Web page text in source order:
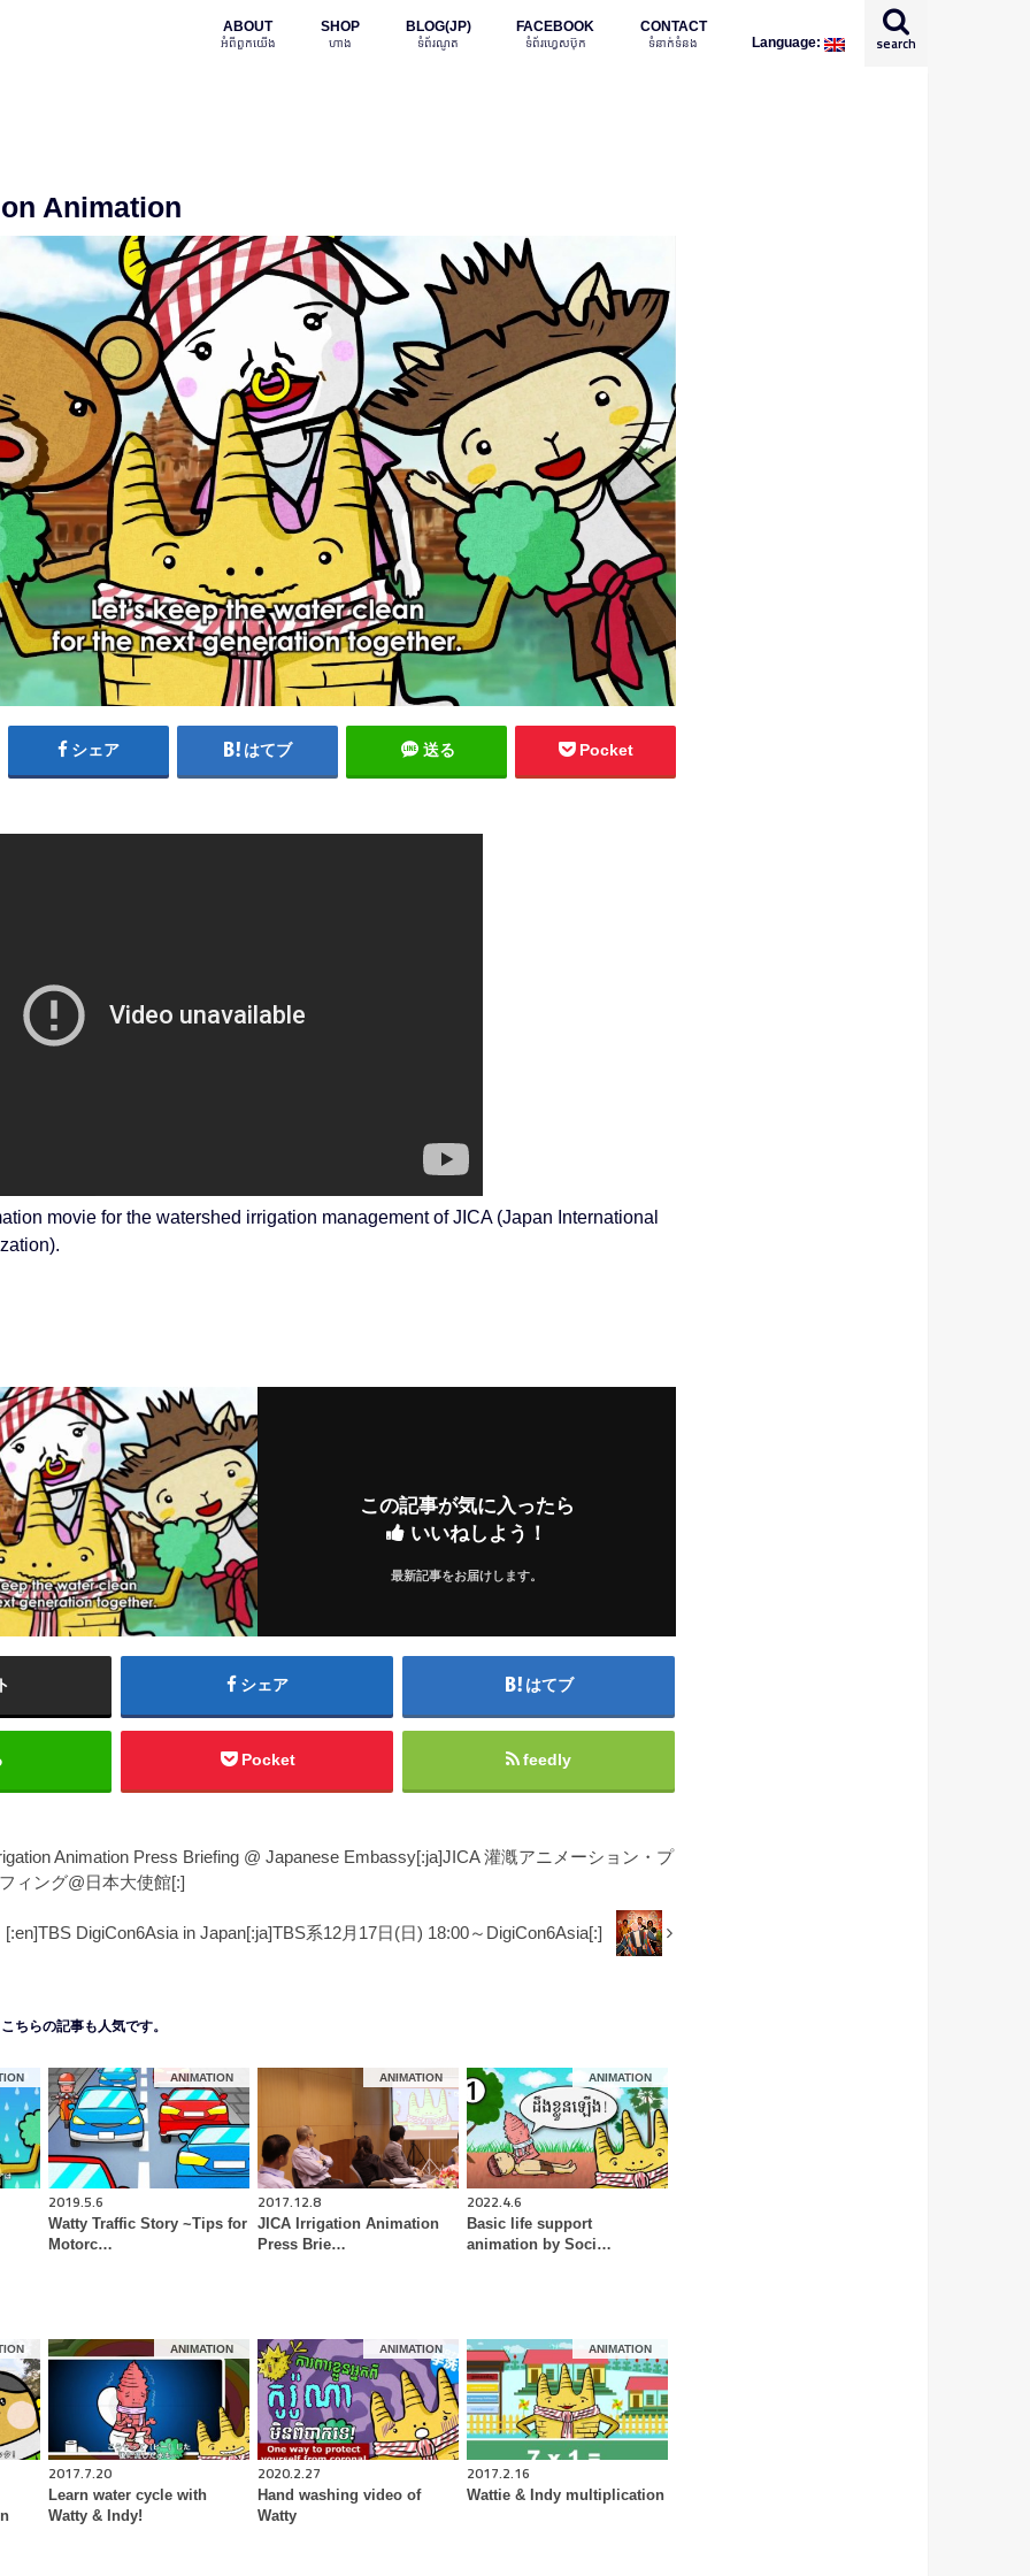
search
ABOUT
អំពី​ពួក​យើង
SHOP
ហាង
BLOG(JP)
ទំព័រណូត
FACEBOOK
ទំព័រហ្វេសប៊ុក
CONTACT
ទំនាក់ទំនង Language:
Animation
シェア はてブ 送る Pocket
movie for the watershed irrigation management of JICA (Japan International
この記事が気に入ったら
いいねしよう！
最新記事をお届けします。
シェア はてブ
Pocket feedly
Animation Press Briefing @ Japanese Embassy[:ja]JICA 灌漑アニメーション・プ
ィング@日本大使館[:]
[:en]TBS DigiCon6Asia in Japan[:ja]TBS系12月17日(日) 18:00～DigiCon6Asia[:]
こちらの記事も人気です。
ANIMATION
2019.5.6
Watty Traffic Story ~Tips for
Motorc…
ANIMATION
2017.12.8
JICA Irrigation Animation
Press Brie…
ANIMATION
2022.4.6
Basic life support
animation by Soci…
ANIMATION
2017.7.20
Learn water cycle with
Watty & Indy!
ANIMATION
2020.2.27
Hand washing video of
Watty
ANIMATION
2017.2.16
Wattie & Indy multiplication